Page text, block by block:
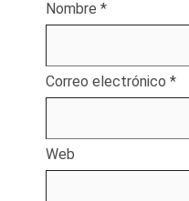
Nombre *
Correo electrónico *
Web